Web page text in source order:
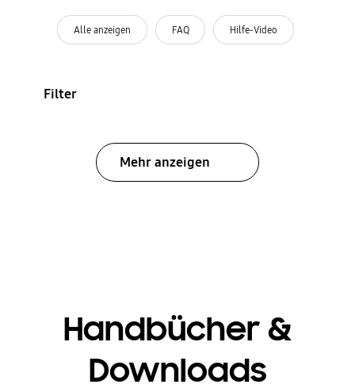
Alle anzeigen FAQ Hilfe-Video
Filter
Mehr anzeigen
Handbücher &
Downloads